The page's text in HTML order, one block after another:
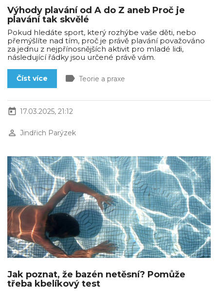
Výhody plavání od A do Z aneb Proč je
plavání tak skvělé
Pokud hledáte sport, který rozhýbe vaše děti, nebo
přemýšlíte nad tím, proč je právě plavání považováno
za jednu z nejpřínosnějších aktivit pro mladé lidi,
následující řádky jsou určené právě vám.
Číst více label Teorie a praxe
today 17.03.2025, 21:12
perm_identity Jindřich Parýzek
Jak poznat, že bazén netěsní? Pomůže
třeba kbelíkový test